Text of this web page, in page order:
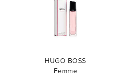
HUGO BOSS
Femme